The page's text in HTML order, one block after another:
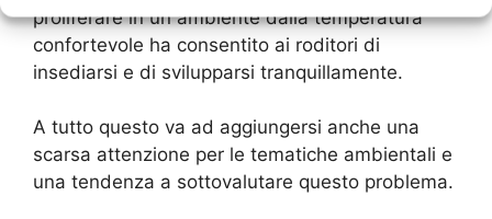
proliferare in un ambiente dalla temperatura
confortevole ha consentito ai roditori di
insediarsi e di svilupparsi tranquillamente.
A tutto questo va ad aggiungersi anche una
scarsa attenzione per le tematiche ambientali e
una tendenza a sottovalutare questo problema.